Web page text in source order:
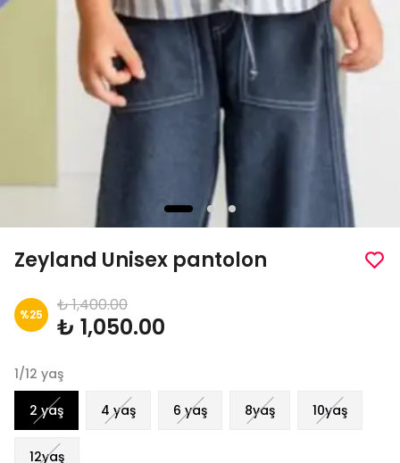
Zeyland Unisex pantolon
%25 ₺ 1,400.00
₺ 1,050.00
1/12 yaş
2 yaş 4 yaş 6 yaş 8yaş 10yaş
12yaş